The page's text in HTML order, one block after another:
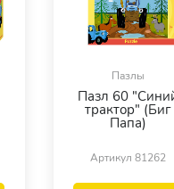
Пазлы
Пазл 60
трактор" (Биг
Папа)
Артикул 81262